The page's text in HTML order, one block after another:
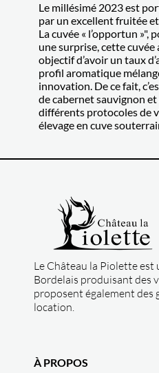
Le millésimé 2023 est
par un excellent fruitée
La cuvée « l’opportun »",
une surprise, cette cuvée
objectif d’avoir un taux
profil aromatique
innovation. De ce fait,
de cabernet sauvignon
différents protocoles de
élevage en cuve
Le Château la Piolette
Bordelais produisant des
proposent également des
location.
À PROPOS